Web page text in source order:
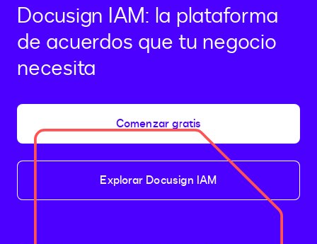
Docusign IAM: la plataforma
de acuerdos que tu negocio
necesita
Comenzar gratis
Explorar Docusign IAM